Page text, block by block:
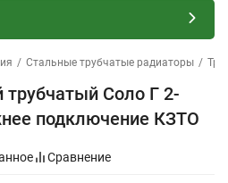
/ Стальные трубчатые радиаторы /
трубчатый Соло Г 2-
подключение КЗТО
Сравнение